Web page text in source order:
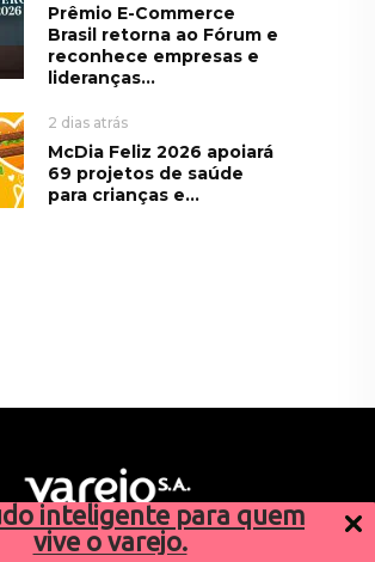
inteligente para quem
vive o varejo.
Prêmio E-Commerce
Brasil retorna ao Fórum e
reconhece empresas e
lideranças...
2 dias atrás
McDia Feliz 2026 apoiará
69 projetos de saúde
para crianças e...